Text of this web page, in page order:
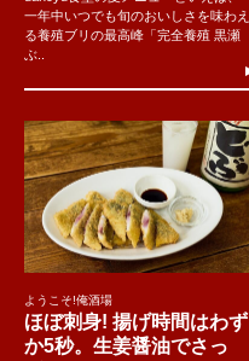
一年中いつでも旬のおいしさを味わえ
る養殖ブリの最高峰「完全養殖 黒瀬
ぶ..
ようこそ!俺酒場
ほぼ刺身! 揚げ時間はわず
か5秒。生姜醤油でさっ